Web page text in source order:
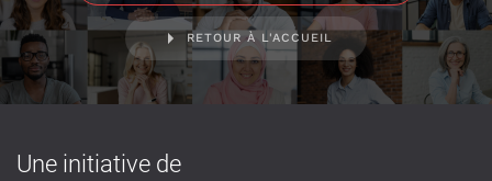
RETOUR À L'ACCUEIL
Une initiative de